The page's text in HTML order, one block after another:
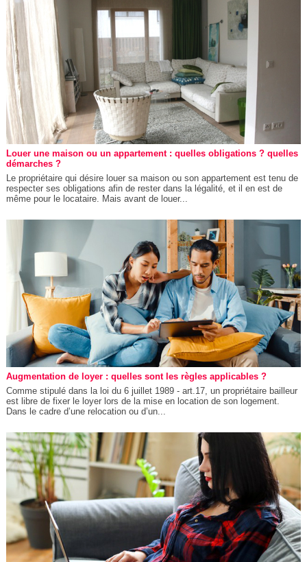
Louer une maison ou un appartement : quelles obligations ? quelles
démarches ?
Le propriétaire qui désire louer sa maison ou son appartement est tenu de
respecter ses obligations afin de rester dans la légalité, et il en est de
même pour le locataire. Mais avant de louer...
Augmentation de loyer : quelles sont les règles applicables ?
Comme stipulé dans la loi du 6 juillet 1989 - art.17, un propriétaire bailleur
est libre de fixer le loyer lors de la mise en location de son logement.
Dans le cadre d’une relocation ou d’un...